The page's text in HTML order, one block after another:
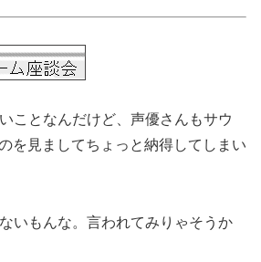
ことなんだけど、声優さんもサウ
を見ましてちょっと納得してしまい
いもんな。言われてみりゃそうか